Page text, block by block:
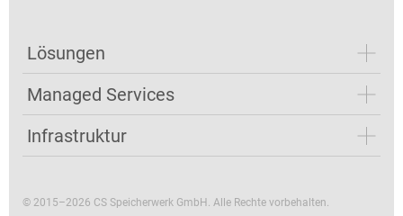
Lösungen
Managed Services
Infrastruktur
© 2015–2026 CS Speicherwerk GmbH. Alle Rechte vorbehalten.